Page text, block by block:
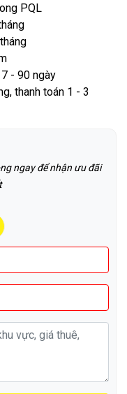
PQL
- 90 ngày
thanh toán 1 - 3
ngay để nhận ưu đãi